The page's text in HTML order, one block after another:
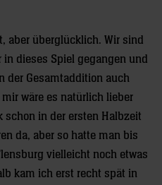
aber überglücklich. Wir sind
dieses Spiel gegangen und
der Gesamtaddition auch
wäre es natürlich lieber
schon in der ersten Halbzeit
da, aber so hatte man bis
vielleicht noch etwas
kam ich erst recht spät in